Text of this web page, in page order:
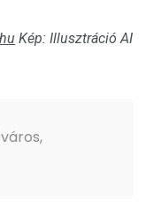
Kép: Illusztráció AI
,